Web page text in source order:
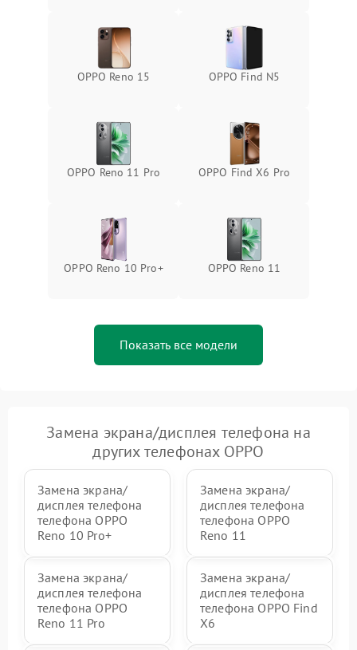
OPPO Reno 15 OPPO Find N5
OPPO Reno 11 Pro OPPO Find X6 Pro
OPPO Reno 10 Pro+ OPPO Reno 11
Показать все модели
Замена экрана/дисплея телефона на
других телефонах OPPO
Замена экрана/
дисплея телефона
телефона OPPO
Reno 10 Pro+
Замена экрана/
дисплея телефона
телефона OPPO
Reno 11
Замена экрана/
дисплея телефона
телефона OPPO
Reno 11 Pro
Замена экрана/
дисплея телефона
телефона OPPO Find
X6